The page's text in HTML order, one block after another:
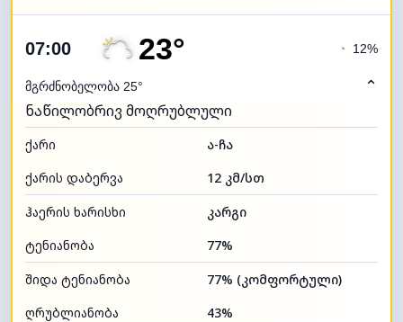
07:00 23°
მგრძნობელობა 25°
◔ 12%
⌃
ნაწილობრივ მოღრუბლული
ქარი
ა-ჩა
ქარის დაბერვა
12 კმ/სთ
ჰაერის ხარისხი
კარგი
ტენიანობა
77%
შიდა ტენიანობა
77% (კომფორტული)
ღრუბლიანობა
43%